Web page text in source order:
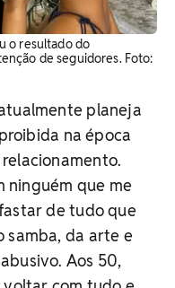
o resultado do
de seguidores. Foto:
planeja
na época
ninguém que me
de tudo que
samba, da arte e
Aos 50,